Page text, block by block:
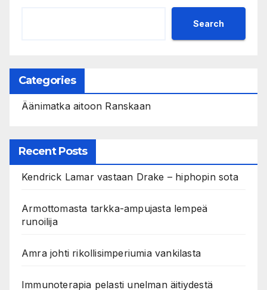
Search
Categories
Äänimatka aitoon Ranskaan
Recent Posts
Kendrick Lamar vastaan Drake – hiphopin sota
Armottomasta tarkka-ampujasta lempeä
runoilija
Amra johti rikollisimperiumia vankilasta
Immunoterapia pelasti unelman äitiydestä